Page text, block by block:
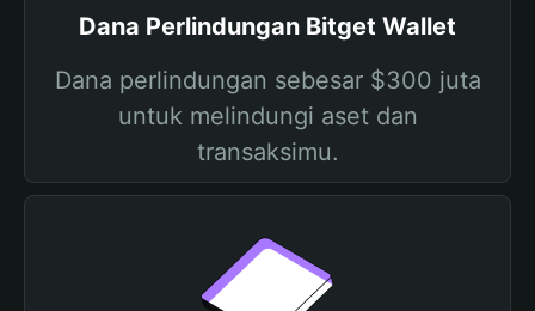
Dana Perlindungan Bitget Wallet
Dana perlindungan sebesar $300 juta
untuk melindungi aset dan
transaksimu.